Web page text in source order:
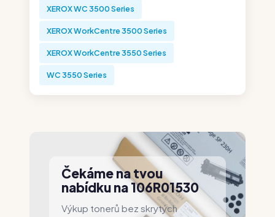
XEROX WC 3500 Series
XEROX WorkCentre 3500 Series
XEROX WorkCentre 3550 Series
WC 3550 Series
Čekáme na tvou
nabídku na 106R01530
Výkup tonerů bez skrytých